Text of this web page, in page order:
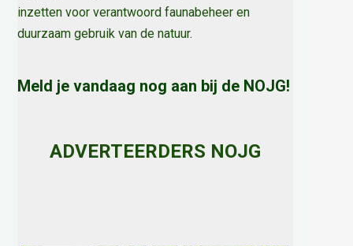
inzetten voor verantwoord faunabeheer en
duurzaam gebruik van de natuur.
Meld je vandaag nog aan bij de NOJG!
ADVERTEERDERS NOJG